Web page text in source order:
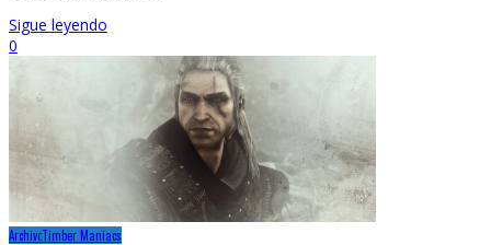
Sigue leyendo
0
ArchivoTimber Maniacs